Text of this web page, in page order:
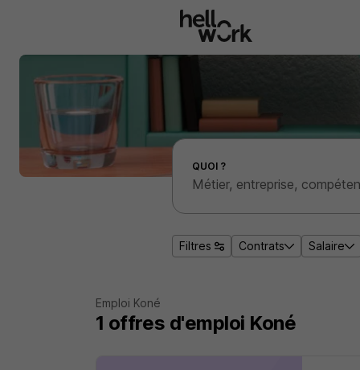
Effectuer une recherche d'emploi par localité
QUOI ?
Filtres Contrats Salaire
Emploi Koné
1 offres d'emploi Koné